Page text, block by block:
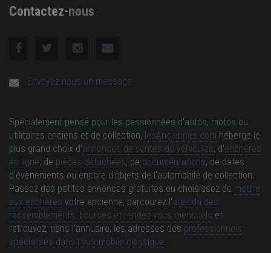
DELANEY DELAUNAY BELLEVILLE
DESOTO DEUTSCH-BONNET (DB)
DKW DODGE
DONNET ZEDEL DUCHÈNE DYNA-VERITAS
EDSEL EL MOROCCO EOLE GPM ERMINI
ESSEX EXCALIBUR F91 FACEL VEGA
FACTORY FIVE FAIRTHORPE FERRARI
Contactez-nous
Envoyez nous un message
Spécialement pensé pour les passionnées d'autos, motos ou
utilitaires anciens et de collection, lesAnciennes.com héberge le
plus grand choix d'annonces de ventes de véhicules, d'enchères
en ligne, de pièces détachées, de documentations, de dates
d'évènements ou encore d'objets de l'automobile de collection.
Passez des petites annonces gratuites ou choisissez de mettre
aux enchères votre ancienne, parcourez l'agenda des
rassemblements, bourses et rendez-vous mensuels et
retrouvez, dans l'annuaire, les adresses des professionnels
spécialisés dans l'automobile classique.